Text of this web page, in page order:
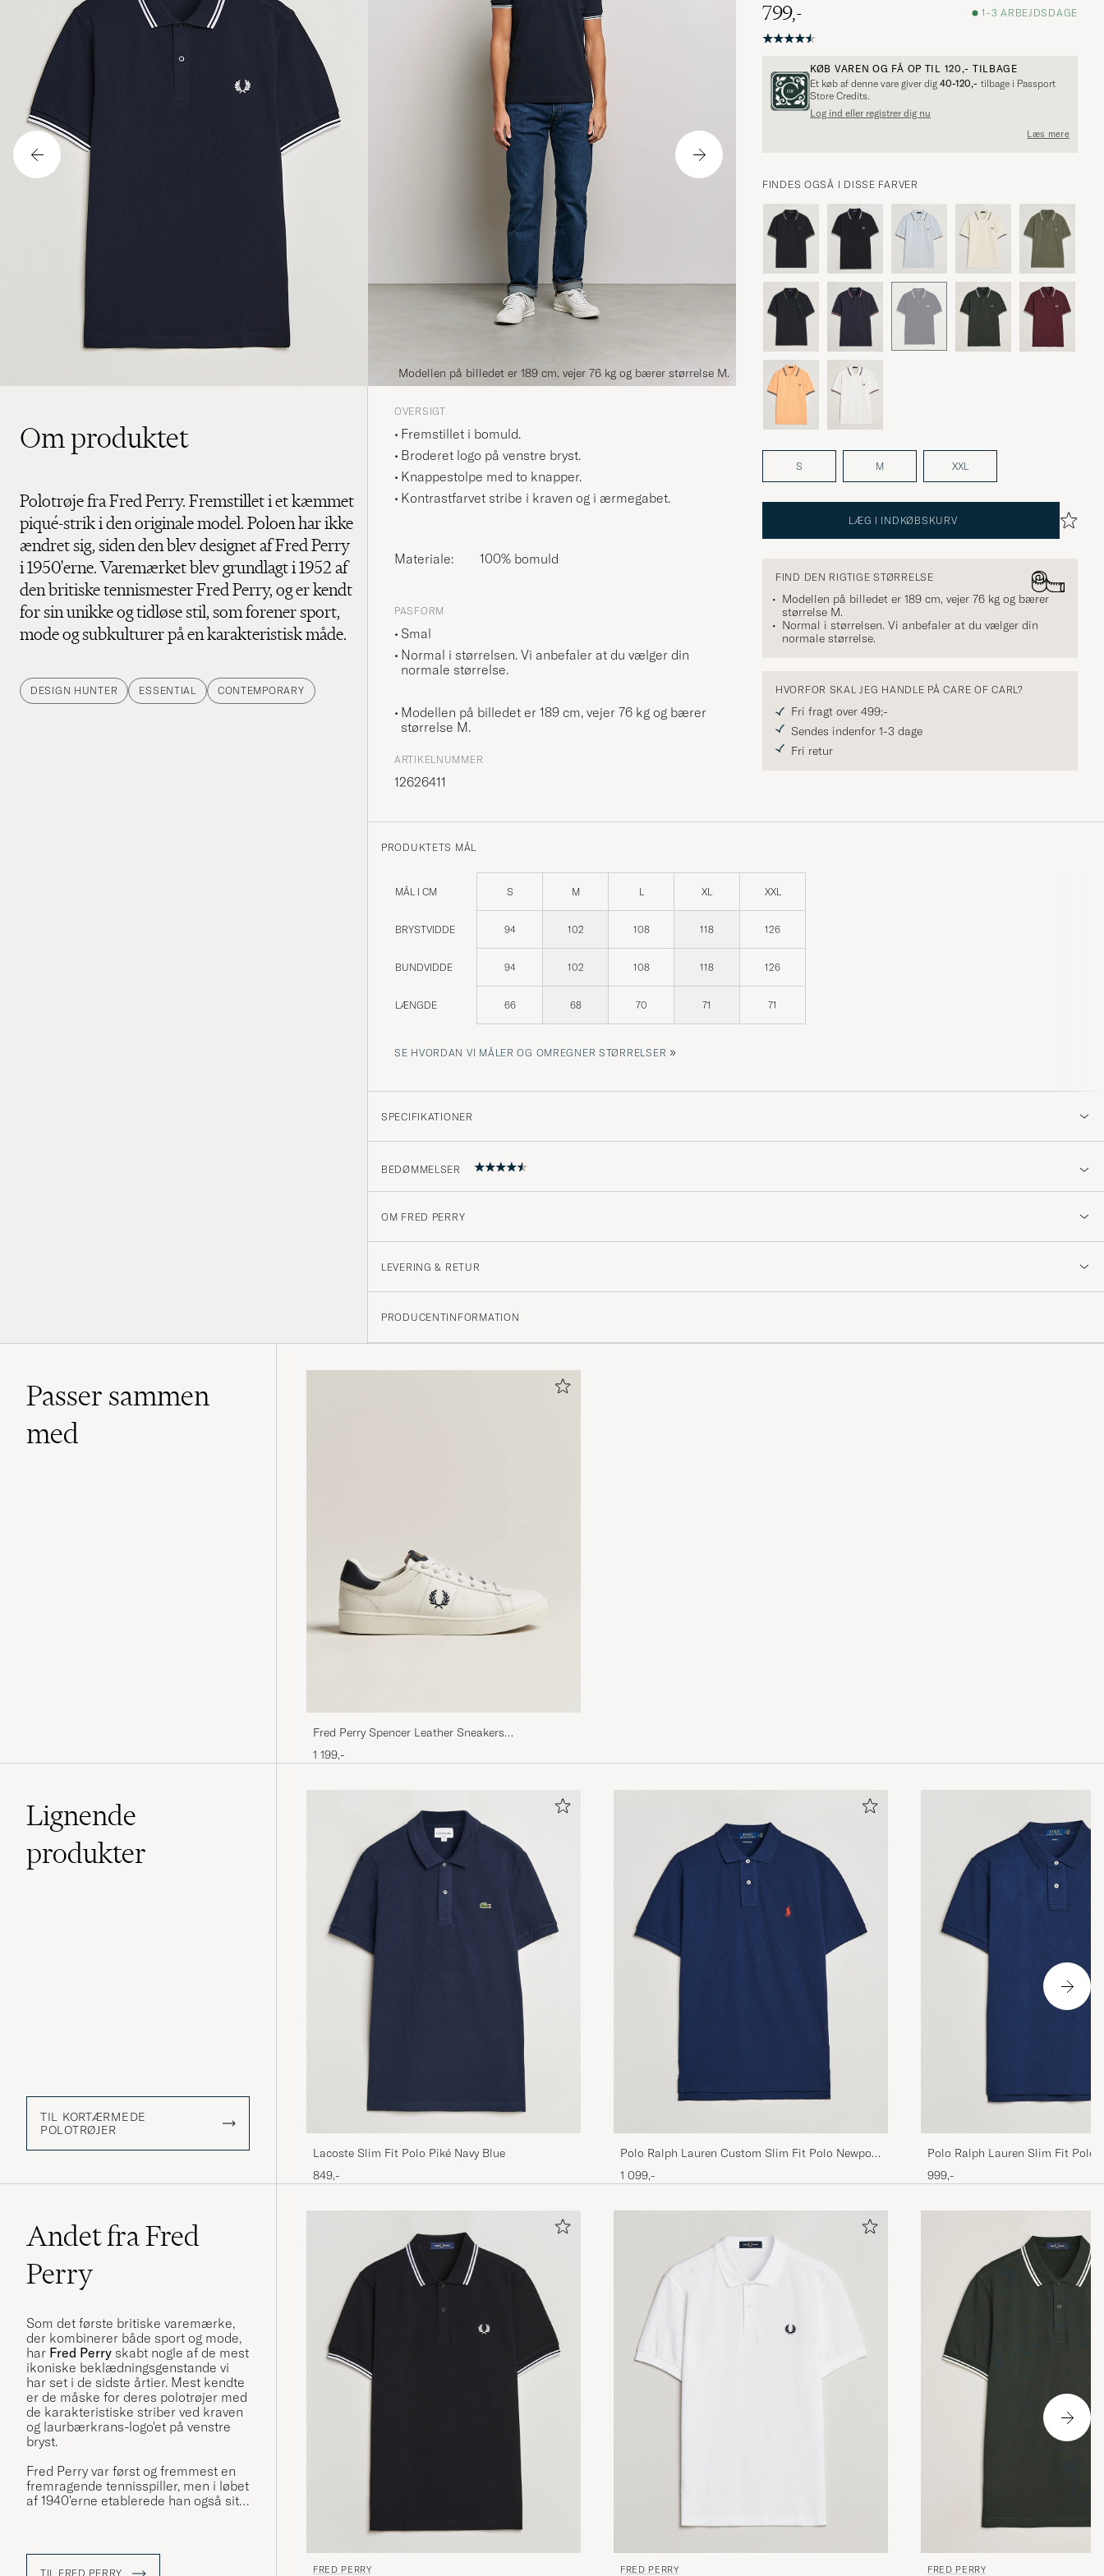
Modellen på billedet er 189 cm, vejer 76 kg og bærer størrelse M.
799,-
1-3 ARBEJDSDAGE
KØB VAREN OG FÅ OP TIL 120,- TILBAGE
Et køb af denne vare giver dig 40-120,- tilbage i Passport
Store Credits.
Log ind eller registrer dig nu
Læs mere
FINDES OGSÅ I DISSE FARVER
S M XXL
LÆG I INDKØBSKURV
FIND DEN RIGTIGE STØRRELSE
Modellen på billedet er 189 cm, vejer 76 kg og bærer
størrelse M.
Normal i størrelsen. Vi anbefaler at du vælger din
normale størrelse.
HVORFOR SKAL JEG HANDLE PÅ CARE OF CARL?
Fri fragt over 499;-
Sendes indenfor 1-3 dage
Fri retur
Om produktet
Polotrøje fra Fred Perry. Fremstillet i et kæmmet
piqué-strik i den originale model. Poloen har ikke
ændret sig, siden den blev designet af Fred Perry
i 1950'erne. Varemærket blev grundlagt i 1952 af
den britiske tennismester Fred Perry, og er kendt
for sin unikke og tidløse stil, som forener sport,
mode og subkulturer på en karakteristisk måde.
DESIGN HUNTER ESSENTIAL CONTEMPORARY
OVERSIGT
Fremstillet i bomuld.
Broderet logo på venstre bryst.
Knappestolpe med to knapper.
Kontrastfarvet stribe i kraven og i ærmegabet.
Materiale: 100% bomuld
PASFORM
Smal
Normal i størrelsen. Vi anbefaler at du vælger din
normale størrelse.
Modellen på billedet er 189 cm, vejer 76 kg og bærer
størrelse M.
ARTIKELNUMMER
12626411
PRODUKTETS MÅL
MÅL I CM S M L XL XXL
BRYSTVIDDE 94 102 108 118 126
BUNDVIDDE 94 102 108 118 126
LÆNGDE 66 68 70 71 71
SE HVORDAN VI MÅLER OG OMREGNER STØRRELSER »
SPECIFIKATIONER
BEDØMMELSER
4.8
(148)
Die Lieferung dauert zwar ein paar Tage, dafür ist die Ware aber
einwandfrei, sehr gut und schön verpackt, Rücksendeschein für evtl.
Bedarf auch gleich dabei, usw. War mein erster Kauf. Dankeschön, ich
Hieno paita! Nopea ja luotettava toimitus!
LASSI K KØBTE PÅ CAREOFCARL.FI
De beste pique-trøyene👌🏼
KØBTE PÅ CAREOFCARL.NO
Veldig bra som alltid
KØBTE PÅ CAREOFCARL.NO
Snygg på bild, ännu snyggare i verkligheten. Härlig kvalitet och
struktur i väven. Ett riktigt bra köp jag är mycket nöjd med!
KØBTE PÅ CAREOFCARL.NO
Alltid utsökt kvalite och supersnabba leveranser.
KØBTE PÅ CAREOFCARL.SE
KØBTE PÅ CAREOFCARL.DK
Riktigt fin piké av högsta kvalitet .
KØBTE PÅ CAREOFCARL.SE
Alltid utsökt kvalite och supersnabba leveranser.
OM FRED PERRY
LEVERING & RETUR
PRODUCENTINFORMATION
Passer sammen
med
Fred Perry Spencer Leather Sneakers
Porcelain/Navy
1 199,-
Lignende
produkter
TIL KORTÆRMEDE
POLOTRØJER
Lacoste Slim Fit Polo Piké Navy Blue
849,-
Polo Ralph Lauren Custom Slim Fit Polo Newport
Navy
1 099,-
Polo Ralph Lauren Slim Fit Polo
999,-
Andet fra Fred
Perry
Som det første britiske varemærke,
der kombinerer både sport og mode,
har Fred Perry skabt nogle af de mest
ikoniske beklædningsgenstande vi
har set i de sidste årtier. Mest kendte
er de måske for deres polotrøjer med
de karakteristiske striber ved kraven
og laurbærkrans-logo'et på venstre
bryst.
Fred Perry var først og fremmest en
fremragende tennisspiller, men i løbet
af 1940'erne etablerede han også sit
egen guldmedalje fra Wimbledon,
TIL FRED PERRY FRED PERRY FRED PERRY FRED PERRY